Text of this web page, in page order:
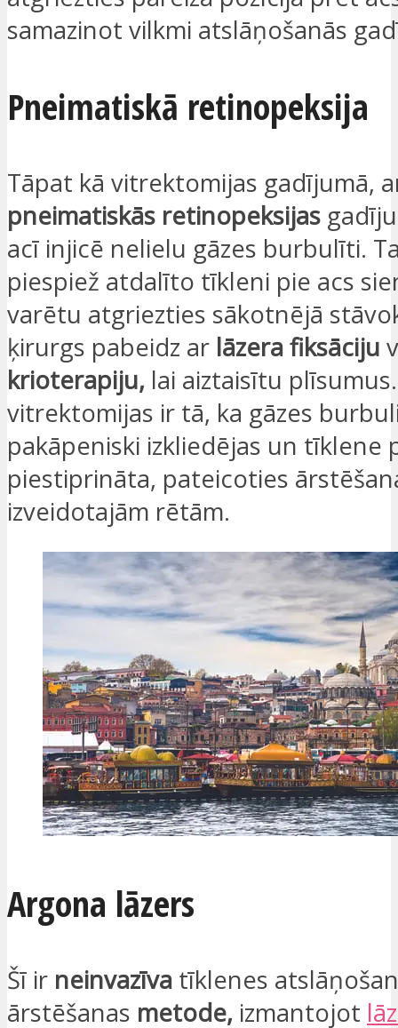
samazinot vilkmi atslāņošanās
Pneimatiskā retinopeksija
Tāpat kā vitrektomijas gadījumā,
pneimatiskās retinopeksijas
acī injicē nelielu gāzes burbulīti.
piespiež atdalīto tīkleni pie acs
varētu atgriezties sākotnējā
ķirurgs pabeidz ar lāzera fiksāciju
krioterapiju, lai aiztaisītu
vitrektomijas ir tā, ka gāzes
pakāpeniski izkliedējas un tīklene
piestiprināta, pateicoties
izveidotajām rētām.
Argona lāzers
Šī ir neinvazīva tīklenes
ārstēšanas metode, izmantojot